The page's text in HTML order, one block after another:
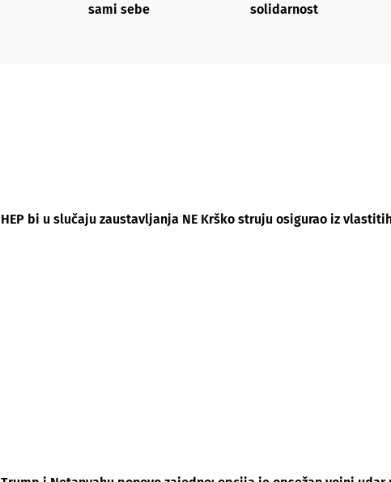
sami sebe
solidarnost
HEP bi u slučaju zaustavljanja NE Krško struju osigurao iz